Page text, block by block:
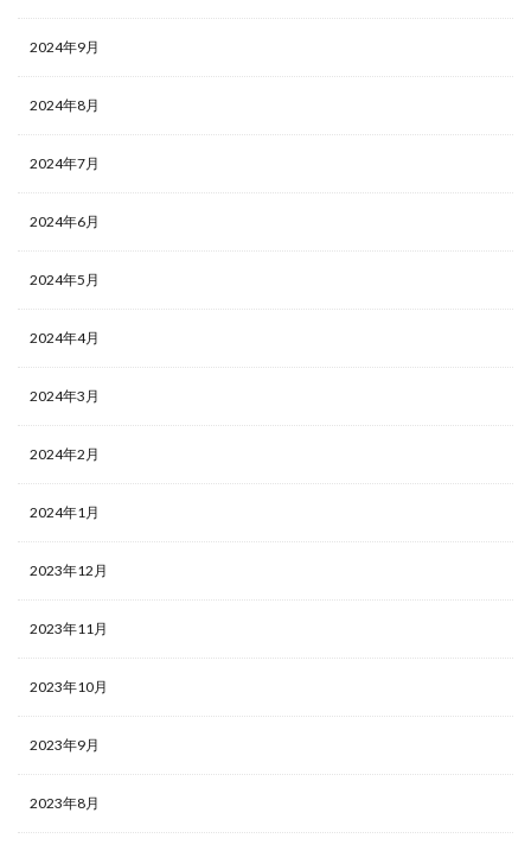
2024年9月
2024年8月
2024年7月
2024年6月
2024年5月
2024年4月
2024年3月
2024年2月
2024年1月
2023年12月
2023年11月
2023年10月
2023年9月
2023年8月